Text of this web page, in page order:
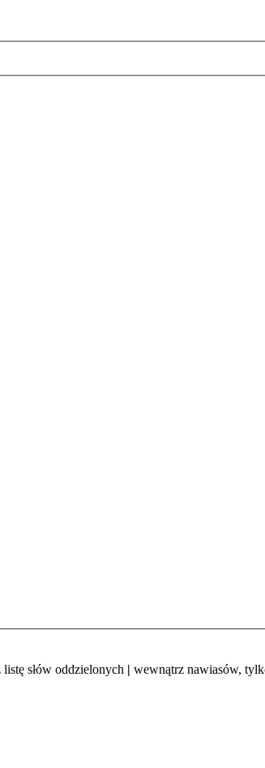
słów oddzielonych | wewnątrz nawiasów,